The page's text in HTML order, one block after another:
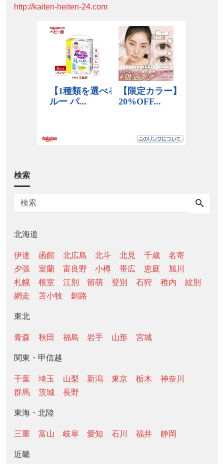
http://kaiten-heiten-24.com
検索
北海道
伊達 函館 北広島 北斗 北見 千歳
名寄
夕張
室蘭 富良野 小樽 帯広 恵庭
旭川
札幌
根室 江別 留萌 登別 石狩 稚内
紋別
網走
苫小牧 釧路
東北
青森 秋田 福島 岩手 山形 宮城
関東・甲信越
千葉 埼玉 山梨 新潟 東京 栃木
神奈川
群馬
茨城 長野
東海・北陸
三重 富山 岐阜 愛知 石川 福井 静岡
近畿